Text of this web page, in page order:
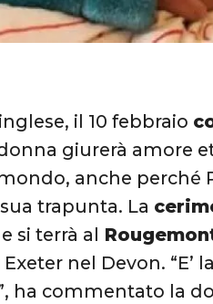
il 10 febbraio
giurerà amore
anche perché
trapunta. La
si terrà al
nel Devon. “E’
ha commentato la